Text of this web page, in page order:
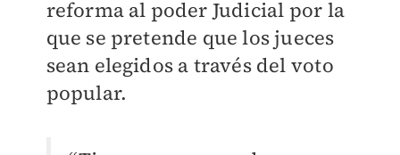
reforma al poder Judicial por la
que se pretende que los jueces
sean elegidos a través del voto
popular.